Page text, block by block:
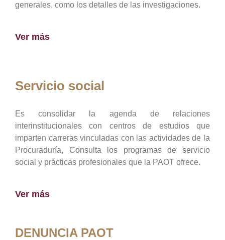
generales, como los detalles de las investigaciones.
Ver más
Servicio social
Es consolidar la agenda de relaciones
interinstitucionales con centros de estudios que
imparten carreras vinculadas con las actividades de la
Procuraduría, Consulta los programas de servicio
social y prácticas profesionales que la PAOT ofrece.
Ver más
DENUNCIA PAOT